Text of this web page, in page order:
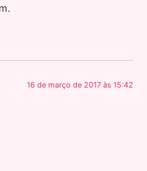
16 de março de 2017 às 15:42